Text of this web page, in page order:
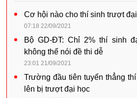
Cơ hội nào cho thí sinh trượt
07:18 22/09/2021
Bộ GD-ĐT: Chỉ 2% thí sinh
không thể nói đề thi dễ
23:01 21/09/2021
Trường đầu tiên tuyển thẳng
lên bị trượt đại học